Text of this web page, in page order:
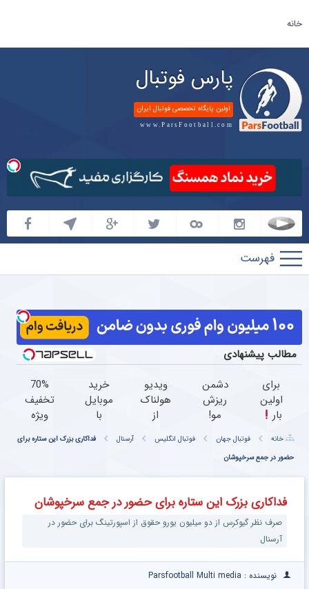
خانه
پارس فوتبال
اولین پایگاه تخصصی فوتبال ایران
www.ParsFootball.com
پارس
فوتبال
مطالب پیشنهادی
برای
اولین
بار
یک
چربیسوز
لاغری
در صدا
و سیما
دشمن
ریزش
مو!
تا
امشب
ویدیو
هولناک
از
کارتن
که
شد.
آموزش
خرید
موبایل
با
پی |
قسط
سود و
کارمزد!
70%
تخفیف
ویژه
وست
خرید
قسطه
خانه فوتبال جهان فوتبال انگلیس آرسنال
فداکاری بزرک این ستاره برای
حضور در جمع سرخپوشان
فداکاری بزرک این ستاره برای حضور در جمع سرخپوشان
صرف نظر گیوکرس از دو میلیون یورو حقوق از اسپورتینگ برای حضور در
آرسنال
نویسنده : Parsfootball Multi media